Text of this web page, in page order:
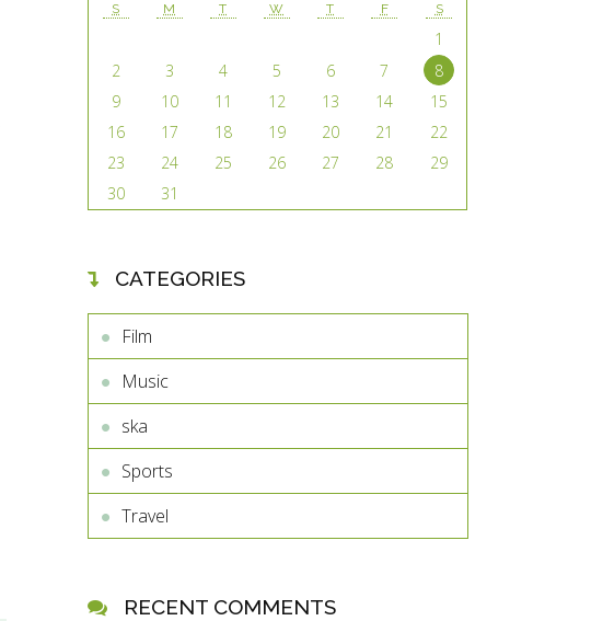
S M T W T F S
1
2
3 4 5 6 7
8
9
10 11 12 13 14
15
16
17 18 19 20 21
22
23
24 25 26 27 28
29
30
31
CATEGORIES
Film
Music
ska
Sports
Travel
RECENT COMMENTS